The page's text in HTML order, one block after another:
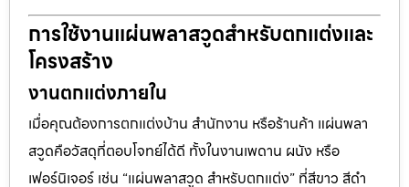
การใช้งานแผ่นพลาสวูดสำหรับตกแต่งและ
โครงสร้าง
งานตกแต่งภายใน
เมื่อคุณต้องการตกแต่งบ้าน สำนักงาน หรือร้านค้า แผ่นพลา
สวูดคือวัสดุที่ตอบโจทย์ได้ดี ทั้งในงานเพดาน ผนัง หรือ
เฟอร์นิเจอร์ เช่น “แผ่นพลาสวูด สำหรับตกแต่ง” ที่สีขาว สีดำ